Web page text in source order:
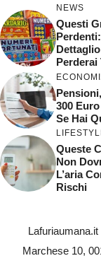
NEWS
Questi
Perderai
300
Se Hai
Queste
Non
L’aria
Rischi
Marchese 10,